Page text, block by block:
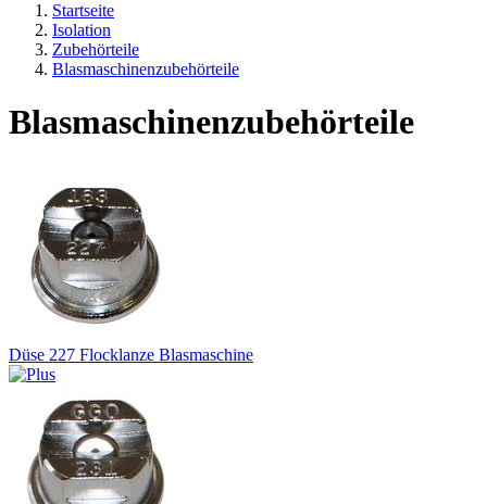
Startseite
Isolation
Zubehörteile
Blasmaschinenzubehörteile
Blasmaschinenzubehörteile
Düse 227 Flocklanze Blasmaschine